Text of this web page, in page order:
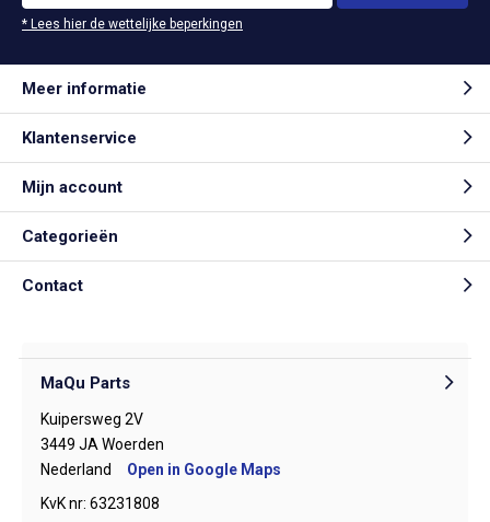
* Lees hier de wettelijke beperkingen
Meer informatie
Klantenservice
Mijn account
Categorieën
Contact
MaQu Parts
Kuipersweg 2V
3449 JA Woerden
Nederland
Open in Google Maps
KvK nr: 63231808